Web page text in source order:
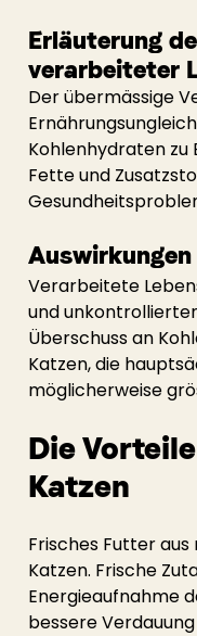
Erläuterung
verarbeiteter
Der übermässige
Kohlenhydraten zu
Fette und
Verarbeitete
und
Überschuss an
Katzen, die
möglicherweise
Die
Katzen
Frisches Futter
Katzen. Frische
Energieaufnahme
bessere